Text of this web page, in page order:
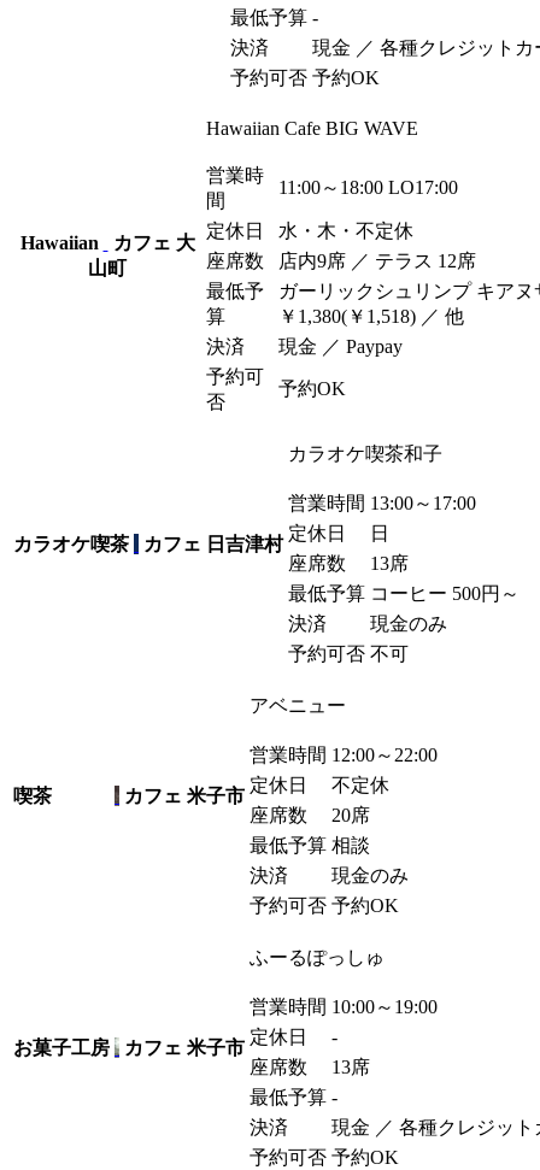
最低予算 -
決済
現金 ／ 各種クレジットカ
予約可否 予約OK
Hawaiian カフェ 大
山町
Hawaiian Cafe BIG WAVE
営業時
間
11:00～18:00 LO17:00
定休日
水・木・不定休
座席数
店内9席 ／ テラス 12席
最低予
算
ガーリックシュリンプ キア
￥1,380(￥1,518) ／ 他
決済
現金 ／ Paypay
予約可
否
予約OK
カラオケ喫茶 カフェ 日吉津村
カラオケ喫茶和子
営業時間 13:00～17:00
定休日
日
座席数
13席
最低予算 コーヒー 500円 ～
決済
現金のみ
予約可否 不可
喫茶 カフェ 米子市
アベニュー
営業時間 12:00～22:00
定休日
不定休
座席数
20席
最低予算 相談
決済
現金のみ
予約可否 予約OK
お菓子工房 カフェ 米子市
ふーるぽっしゅ
営業時間 10:00～19:00
定休日
-
座席数
13席
最低予算 -
決済
現金 ／ 各種クレジッ
予約可否 予約OK